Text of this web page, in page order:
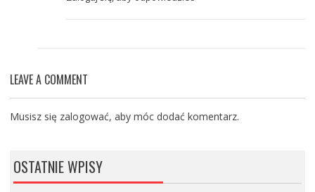
LEAVE A COMMENT
Musisz się zalogować, aby móc dodać komentarz.
OSTATNIE WPISY